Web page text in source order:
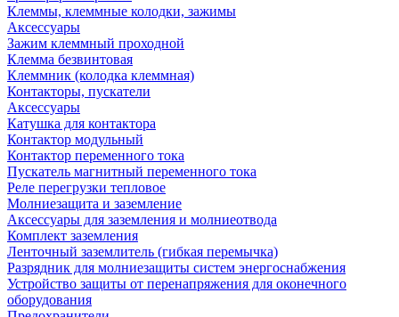
Клеммы, клеммные колодки, зажимы
Аксессуары
Зажим клеммный проходной
Клемма безвинтовая
Клеммник (колодка клеммная)
Контакторы, пускатели
Аксессуары
Катушка для контактора
Контактор модульный
Контактор переменного тока
Пускатель магнитный переменного тока
Реле перегрузки тепловое
Молниезащита и заземление
Аксессуары для заземления и молниеотвода
Комплект заземления
Ленточный заземлитель (гибкая перемычка)
Разрядник для молниезащиты систем энергоснабжения
Устройство защиты от перенапряжения для оконечного
оборудования